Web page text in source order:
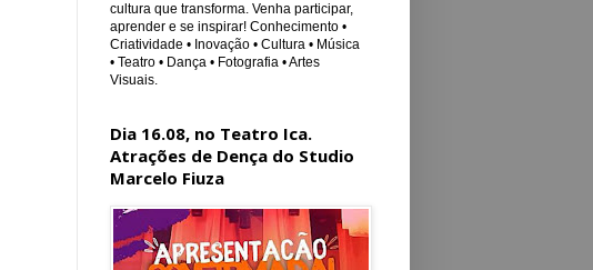
cultura que transforma. Venha participar,
aprender e se inspirar! Conhecimento •
Criatividade • Inovação • Cultura • Música
• Teatro • Dança • Fotografia • Artes
Visuais.
Dia 16.08, no Teatro Ica.
Atrações de Dença do Studio
Marcelo Fiuza